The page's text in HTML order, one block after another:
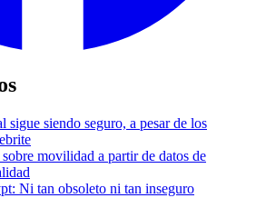
sigue siendo seguro, a pesar de los
movilidad a partir de datos de
Ni tan obsoleto ni tan inseguro